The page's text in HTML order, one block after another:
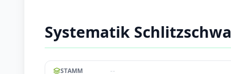
Systematik
STAMM --